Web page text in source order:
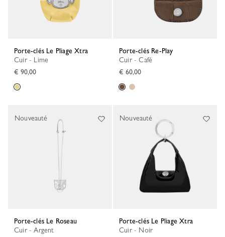
Porte-clés Le Pliage Xtra
Cuir - Lime
€ 90,00
Porte-clés Re-Play
Cuir - Café
€ 60,00
Porte-clés Le Roseau
Cuir - Argent
Nouveauté
Porte-clés Le Pliage Xtra
Cuir - Noir
Nouveauté